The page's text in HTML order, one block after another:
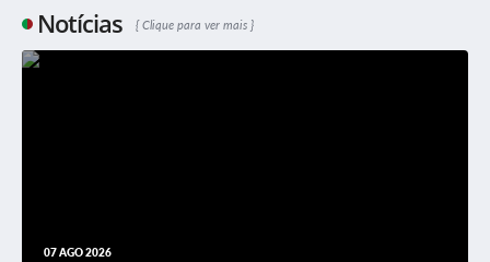
Notícias Clique para ver mais
07 AGO 2026